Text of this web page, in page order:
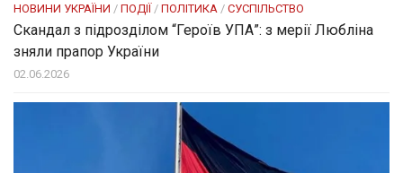
НОВИНИ УКРАЇНИ / ПОДІЇ / ПОЛІТИКА / СУСПІЛЬСТВО
Скандал з підрозділом “Героїв УПА”: з мерії Любліна
зняли прапор України
02.06.2026